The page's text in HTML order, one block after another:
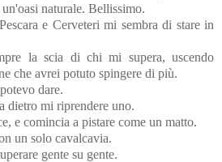
naturale. Bellissimo.
e Cerveteri mi sembra di stare in
la scia di chi mi supera, uscendo
che avrei potuto spingere di più.
dare.
dietro mi riprendere uno.
e comincia a pistare come un matto.
un solo cavalcavia.
gente su gente.